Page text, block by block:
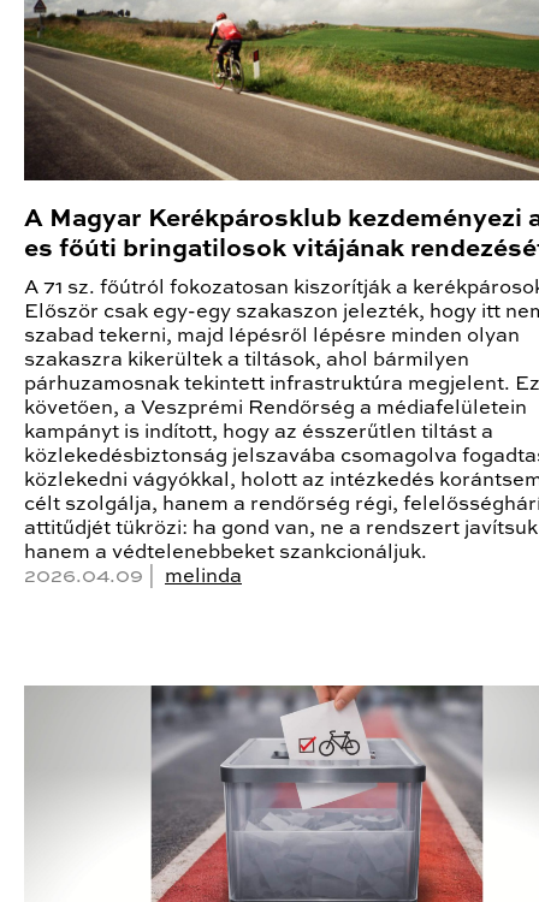
A Magyar Kerékpárosklub kezdeményezi
es főúti bringatilosok vitájának
A 71 sz. főútról fokozatosan kiszorítják a
Először csak egy-egy szakaszon jelezték, hogy itt
szabad tekerni, majd lépésről lépésre minden olyan
szakaszra kikerültek a tiltások, ahol bármilyen
párhuzamosnak tekintett infrastruktúra megjelent.
követően, a Veszprémi Rendőrség a médiafelületein
kampányt is indított, hogy az ésszerűtlen tiltást a
közlekedésbiztonság jelszavába csomagolva
közlekedni vágyókkal, holott az intézkedés
célt szolgálja, hanem a rendőrség régi,
attitűdjét tükrözi: ha gond van, ne a rendszert
hanem a védtelenebbeket szankcionáljuk.
2026.04.09 | melinda